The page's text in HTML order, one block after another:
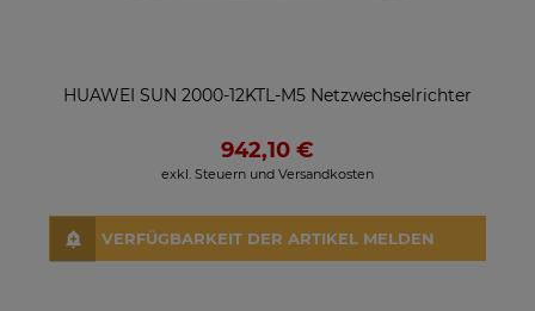
HUAWEI SUN 2000-12KTL-M5 Netzwechselrichter
942,10 €
exkl. Steuern und Versandkosten
VERFÜGBARKEIT DER ARTIKEL MELDEN